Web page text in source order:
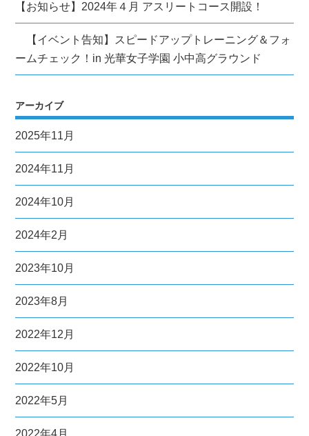
【お知らせ】2024年４月 アスリートコース開設！
【イベント告知】スピードアップトレーニング＆フォ
ームチェック！in 光華女子学園 小中高グラウンド
アーカイブ
2025年11月
2024年11月
2024年10月
2024年2月
2023年10月
2023年8月
2022年12月
2022年10月
2022年5月
2022年4月